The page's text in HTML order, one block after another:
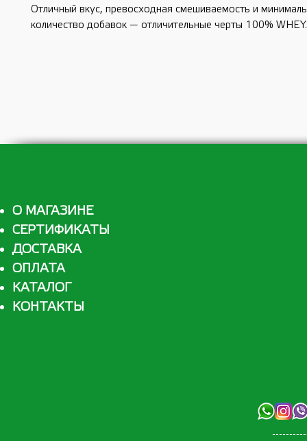
Отличный вкус, превосходная смешиваемость и
количество добавок — отличительные черты 100% WHEY.
О МАГАЗИНЕ
СЕРТИФИКАТЫ
ДОСТАВКА
ОПЛАТА
КАТАЛОГ
КОНТАКТЫ